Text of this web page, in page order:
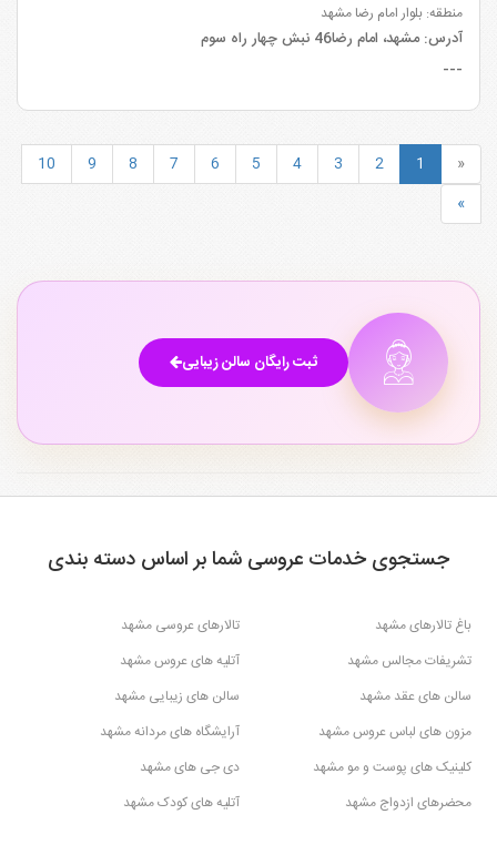
منطقه: بلوار امام رضا مشهد
آدرس:مشهد، امام رضا46 نبش چهار راه سوم
---
«
1
2
3
4
5
6
7
8
9
10
»
ثبت رایگان سالن زیبایی
جستجوی خدمات عروسی شما بر اساس دسته بندی
باغ تالارهای مشهد
تالارهای عروسی مشهد
تشریفات مجالس مشهد
آتلیه های عروس مشهد
سالن های عقد مشهد
سالن های زیبایی مشهد
مزون های لباس عروس مشهد
آرایشگاه های مردانه مشهد
کلینیک های پوست و مو مشهد
دی جی های مشهد
محضرهای ازدواج مشهد
آتلیه های کودک مشهد